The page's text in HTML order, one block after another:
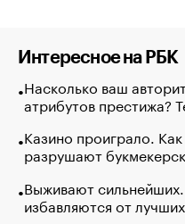
Интересное на РБК
Насколько ваш
атрибутов престижа?
Казино проиграло.
разрушают
Выживают
избавляются от